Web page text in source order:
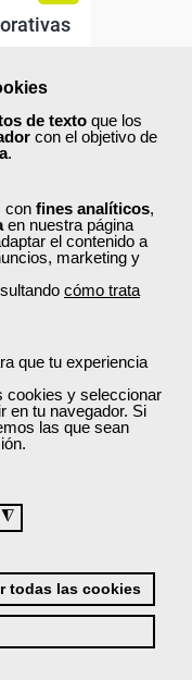
de texto que los
con el objetivo de
.
con fines analíticos,
en nuestra página
el contenido a
marketing y
cómo trata
que tu experiencia
cookies y seleccionar
en tu navegador. Si
las que sean
◮
todas las cookies